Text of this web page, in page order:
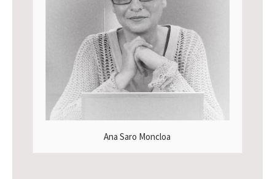
Ana Saro Moncloa